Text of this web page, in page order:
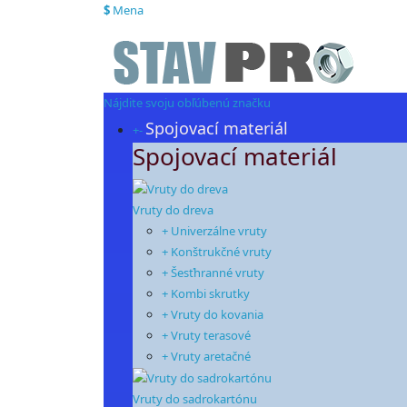
$ Mena
Nájdite svoju obľúbenú značku
+- Spojovací materiál
Spojovací materiál
Vruty do dreva
+ Univerzálne vruty
+ Konštrukčné vruty
+ Šesťhranné vruty
+ Kombi skrutky
+ Vruty do kovania
+ Vruty terasové
+ Vruty aretačné
Vruty do sadrokartónu